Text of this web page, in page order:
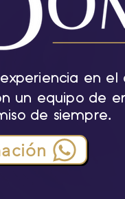
en
un equipo de
de siempre.